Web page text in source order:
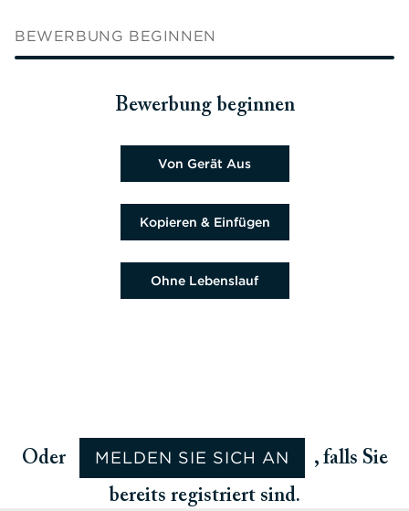
BEWERBUNG BEGINNEN
Bewerbung beginnen
Von Gerät Aus
Kopieren & Einfügen
Ohne Lebenslauf
Oder MELDEN SIE SICH AN
, falls Sie
bereits registriert sind.